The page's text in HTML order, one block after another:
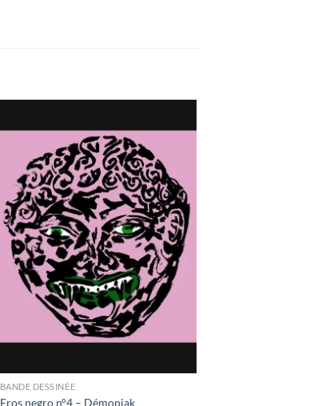
wishlist
BANDE DESSINÉE
Eros negro n°4 – Démoniak